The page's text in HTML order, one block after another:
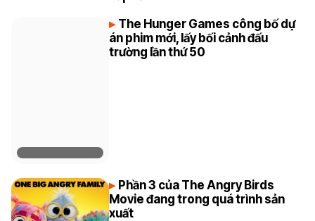
The Hunger Games công bố dự
án phim mới, lấy bối cảnh đấu
trường lần thứ 50
Phần 3 của The Angry Birds
Movie đang trong quá trình sản
xuất